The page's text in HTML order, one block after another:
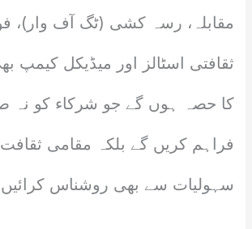
مقابلہ، رسہ کشی (ٹگ آف وار)،
ثقافتی اسٹالز اور میڈیکل کیمپ
کا حصہ ہوں گے جو شرکاء کو نہ
فراہم کریں گے بلکہ مقامی
سہولیات سے بھی روشناس